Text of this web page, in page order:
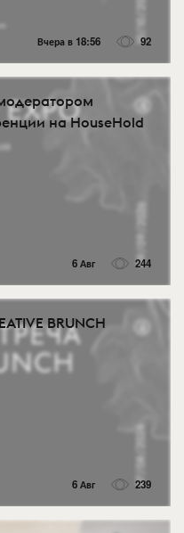
Вчера в 18:56 92
на HouseHold
6 Авг 244
BRUNCH
6 Авг 239